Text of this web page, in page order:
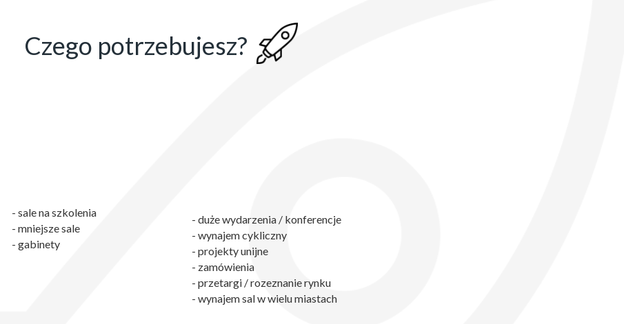
Czego potrzebujesz?
- sale na szkolenia
- mniejsze sale
- gabinety
- duże wydarzenia / konferencje
- wynajem cykliczny
- projekty unijne
- zamówienia
- przetargi / rozeznanie rynku
- wynajem sal w wielu miastach